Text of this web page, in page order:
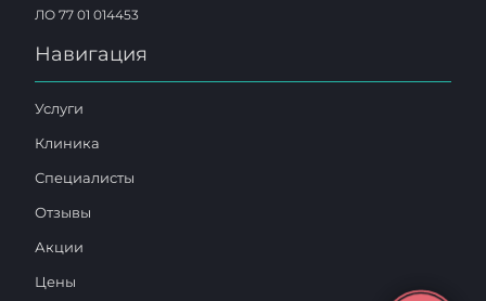
ЛО 77 01 014453
Навигация
Услуги
Клиника
Специалисты
Отзывы
Акции
Цены